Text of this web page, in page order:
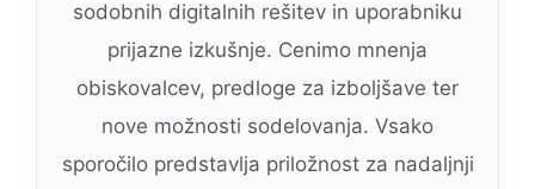
sodobnih digitalnih rešitev in uporabniku
prijazne izkušnje. Cenimo mnenja
obiskovalcev, predloge za izboljšave ter
nove možnosti sodelovanja. Vsako
sporočilo predstavlja priložnost za nadaljnji